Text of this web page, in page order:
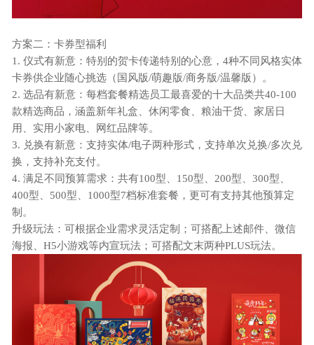
方案二：卡券型福利
1. 仪式有新意：特别的贺卡传递特别的心意， 4种不同风格实体
卡券供企业随心挑选（国风版/萌趣版/商务版/温馨版）。
2. 选品有新意：每档套餐精选员工最喜爱的十大品类共40-100
款精选商品，涵盖新年礼盒、休闲零食、粮油干货、家居日
用、实用小家电、网红品牌等。
3. 兑换有新意：支持实体/电子两种形式，支持单次兑换/多次兑
换，支持补充支付。
4. 满足不同预算需求：共有100型、150型、200型、300型、
400型、500型、1000型7档标准套餐，更可有支持其他预算定
制。
升级玩法：可根据企业需求灵活定制；可搭配上述邮件、微信
海报、 H5小游戏等内宣玩法；可搭配文末两种PLUS玩法。